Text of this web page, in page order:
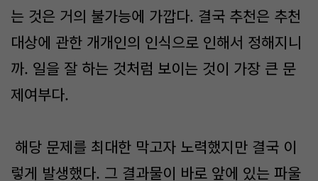
는 것은 거의 불가능에 가깝다. 결국 추천은 추천
대상에 관한 개개인의 인식으로 인해서 정해지니
까. 일을 잘 하는 것처럼 보이는 것이 가장 큰 문
제여부다.
해당 문제를 최대한 막고자 노력했지만 결국 이
렇게 발생했다. 그 결과물이 바로 앞에 있는 파울